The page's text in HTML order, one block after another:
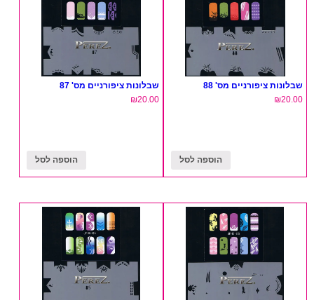
שבלונות ציפורניים מס' 88
₪20.00
הוספה לסל
שבלונות ציפורניים מס' 87
₪20.00
הוספה לסל